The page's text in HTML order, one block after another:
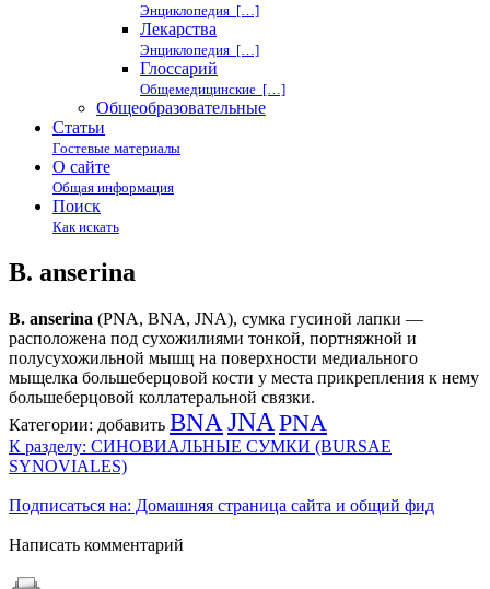
Энциклопедия […]
Лекарства
Энциклопедия […]
Глоссарий
Общемедицинские […]
Общеобразовательные
Статьи
Гостевые материалы
О сайте
Общая информация
Поиск
Как искать
B. anserina
B. anserina (PNA, BNA, JNA), сумка гусиной лапки —
расположена под сухожилиями тонкой, портняжной и
полусухожильной мышц на поверхности медиального
мыщелка большеберцовой кости у места прикрепления к нему
большеберцовой коллатеральной связки.
Категории: добавить BNA JNA PNA
К разделу: СИНОВИАЛЬНЫЕ СУМКИ (BURSAE
SYNOVIALES)
Подписаться на: Домашняя страница сайта и общий фид
Написать комментарий